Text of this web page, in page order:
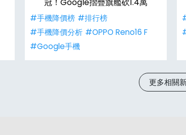
#手機降價榜 #排行榜
#手機降價分析 #OPPO Reno16 F
#Google手機
更多相關